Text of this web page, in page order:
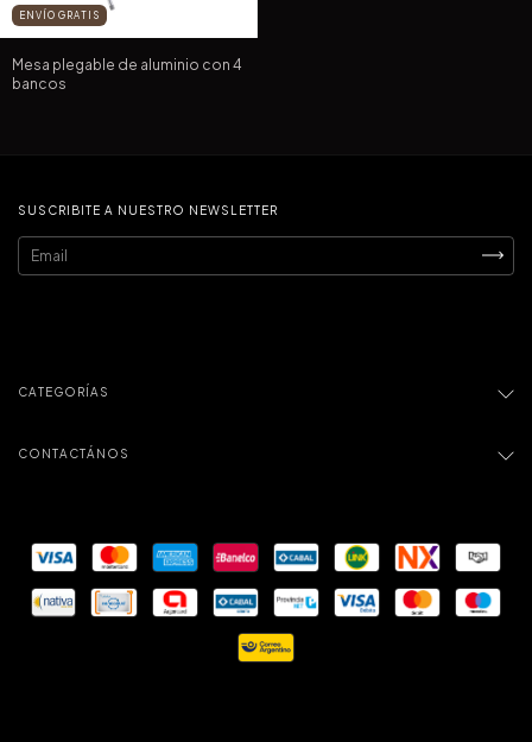
ENVÍO GRATIS
Mesa plegable de aluminio con 4
bancos
SUSCRIBITE A NUESTRO NEWSLETTER
CATEGORÍAS
CONTACTÁNOS